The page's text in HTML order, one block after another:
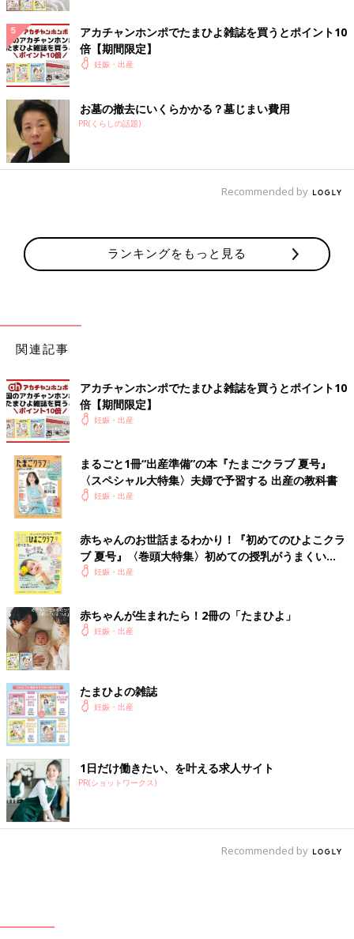
アカチャンホンポでたまひよ雑誌を買うとポイント10
倍【期間限定】
妊娠・出産
お墓の撤去にいくらかかる？墓じまい費用
PR(くらしの話題)
Recommended by
ランキングをもっと見る
関連記事
アカチャンホンポでたまひよ雑誌を買うとポイント10
倍【期間限定】
妊娠・出産
まるごと1冊“出産準備”の本『たまごクラブ 夏号』
〈スペシャル大特集〉夫婦で予習する 出産の教科書
妊娠・出産
赤ちゃんのお世話まるわかり！『初めてのひよこクラ
ブ 夏号』〈巻頭大特集〉初めての授乳がうまくい
く！ おっぱい・ミルクの基本と夏のトラブル 解決テ
妊娠・出産
赤ちゃんが生まれたら！2冊の「たまひよ」
妊娠・出産
たまひよの雑誌
妊娠・出産
1日だけ働きたい、を叶える求人サイト
PR(ショットワークス)
Recommended by